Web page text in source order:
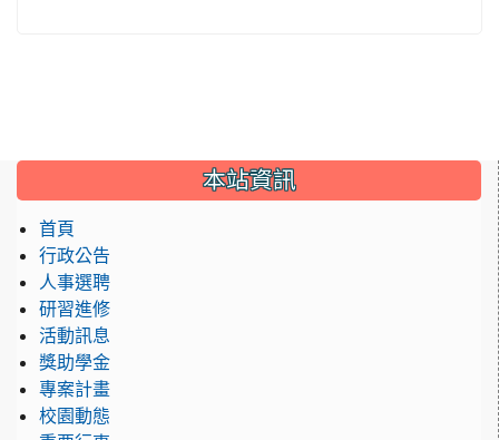
::: 本站資訊
首頁
行政公告
人事選聘
研習進修
活動訊息
獎助學金
專案計畫
校園動態